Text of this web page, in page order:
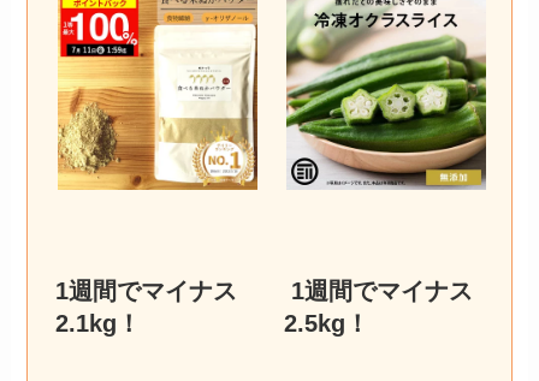
1週間でマイナス
2.1kg ！
1週間でマイナス
2.5kg ！